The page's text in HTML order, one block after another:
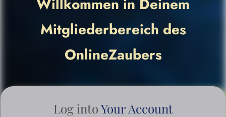
Mitgliederbereich des
OnlineZaubers
Log intoYour Account